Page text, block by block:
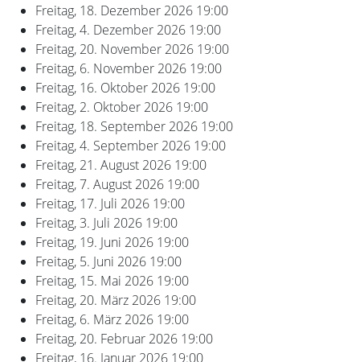
Freitag, 18. Dezember 2026 19:00
Freitag, 4. Dezember 2026 19:00
Freitag, 20. November 2026 19:00
Freitag, 6. November 2026 19:00
Freitag, 16. Oktober 2026 19:00
Freitag, 2. Oktober 2026 19:00
Freitag, 18. September 2026 19:00
Freitag, 4. September 2026 19:00
Freitag, 21. August 2026 19:00
Freitag, 7. August 2026 19:00
Freitag, 17. Juli 2026 19:00
Freitag, 3. Juli 2026 19:00
Freitag, 19. Juni 2026 19:00
Freitag, 5. Juni 2026 19:00
Freitag, 15. Mai 2026 19:00
Freitag, 20. März 2026 19:00
Freitag, 6. März 2026 19:00
Freitag, 20. Februar 2026 19:00
Freitag, 16. Januar 2026 19:00